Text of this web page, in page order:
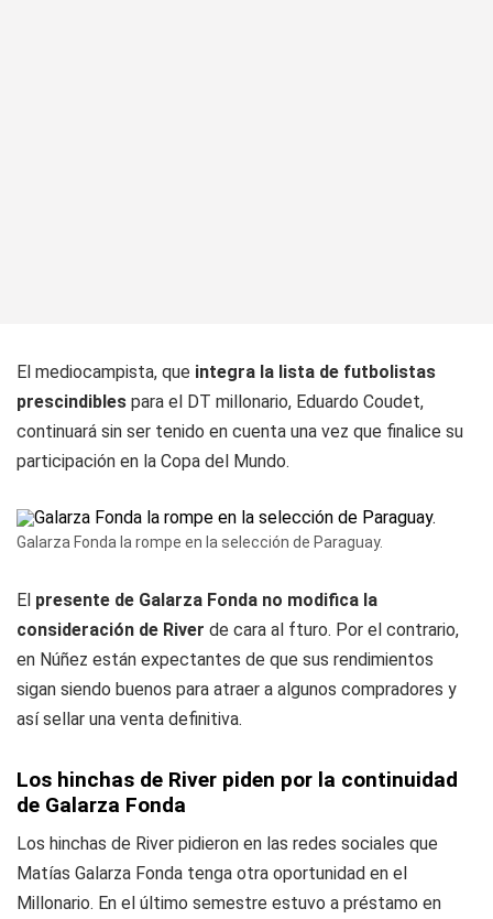
El mediocampista, que integra la lista de futbolistas
prescindibles para el DT millonario, Eduardo Coudet,
continuará sin ser tenido en cuenta una vez que finalice su
participación en la Copa del Mundo.
Galarza Fonda la rompe en la selección de Paraguay.
El presente de Galarza Fonda no modifica la
consideración de River de cara al fturo. Por el contrario,
en Núñez están expectantes de que sus rendimientos
sigan siendo buenos para atraer a algunos compradores y
así sellar una venta definitiva.
Los hinchas de River piden por la continuidad
de Galarza Fonda
Los hinchas de River pidieron en las redes sociales que
Matías Galarza Fonda tenga otra oportunidad en el
Millonario. En el último semestre estuvo a préstamo en